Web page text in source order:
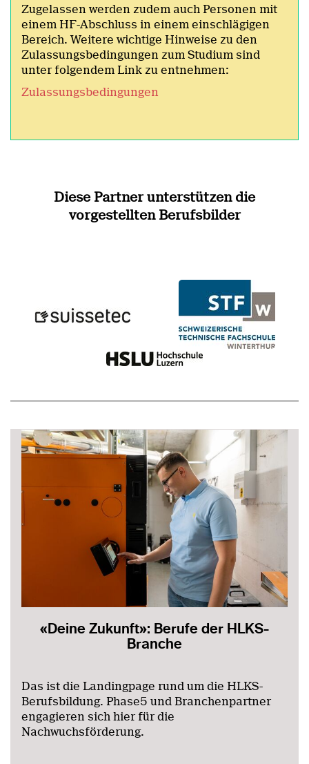
Zugelassen werden zudem auch Personen mit
einem HF-Abschluss in einem einschlägigen
Bereich. Weitere wichtige Hinweise zu den
Zulassungsbedingungen zum Studium sind
unter folgendem Link zu entnehmen:
Zulassungsbedingungen
Diese Partner unterstützen die
vorgestellten Berufsbilder
«Deine Zukunft»: Berufe der HLKS-
Branche
Das ist die Landingpage rund um die HLKS-
Berufsbildung. Phase5 und Branchenpartner
engagieren sich hier für die
Nachwuchsförderung.